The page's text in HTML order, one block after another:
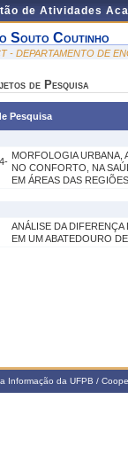
de Atividades
Souto Coutinho
- DEPARTAMENTO DE
de Pesquisa
Pesquisa
MORFOLOGIA URBANA,
NO CONFORTO, NA
EM ÁREAS DAS
ANÁLISE DA
EM UM ABATEDOURO
Informação da UFPB /